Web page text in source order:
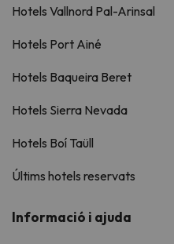
Hotels Vallnord Pal-Arinsal
Hotels Port Ainé
Hotels Baqueira Beret
Hotels Sierra Nevada
Hotels Boí Taüll
Últims hotels reservats
Informació i ajuda